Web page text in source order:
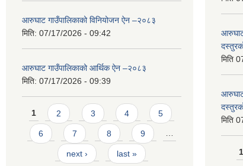
आरुघाट गाउँपालिकाको विनियोजन ऐन –२०८३
मिति: 07/17/2026 - 09:42
आरुघाट गाउँपालिकाको आर्थिक ऐन –२०८३
मिति: 07/17/2026 - 09:39
Pages
1 2 3 4 5
6 7 8 9 …
next › last »
आरुघाट
मिति
आरुघाट
मिति
1